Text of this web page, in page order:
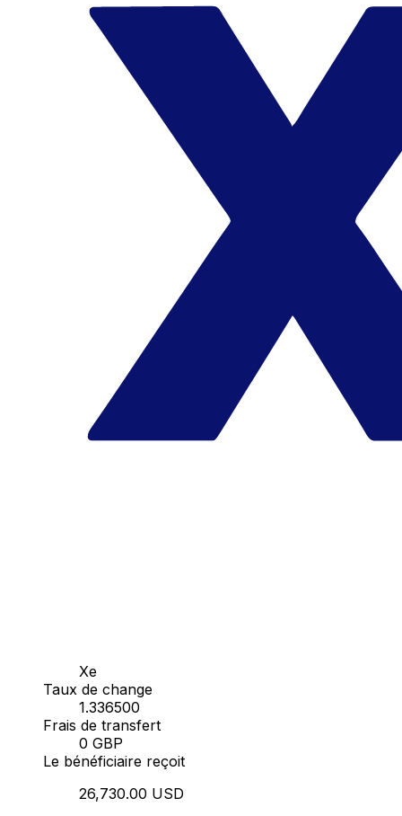
Xe
Taux de change
1.336500
Frais de transfert
0 GBP
Le bénéficiaire reçoit
26,730.00 USD